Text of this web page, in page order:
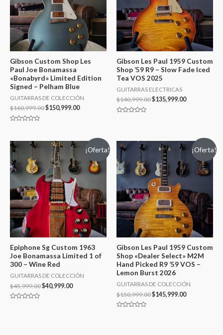
Gibson Custom Shop Les
Paul Joe Bonamassa
«Bonabyrd» Limited Edition
Signed – Pelham Blue
GUITARRAS DE COLECCIÓN
$160,999.00$150,999.00
de
5
Gibson Les Paul 1959 Custom
Shop ’59 R9 – Slow Fade Iced
Tea VOS 2025
GUITARRAS ELECTRICAS
$140,999.00$135,999.00
5
¡Oferta!
Epiphone Sg Custom 1963
Joe Bonamassa Limited 1 of
300 – Wine Red
GUITARRAS DE COLECCIÓN
$45,999.00$40,999.00
¡Oferta!
Gibson Les Paul 1959 Custom
Shop «Dealer Select» M2M
Hand Picked R9 ’59 VOS –
Lemon Burst 2026
GUITARRAS DE COLECCIÓN
$150,999.00$145,999.00